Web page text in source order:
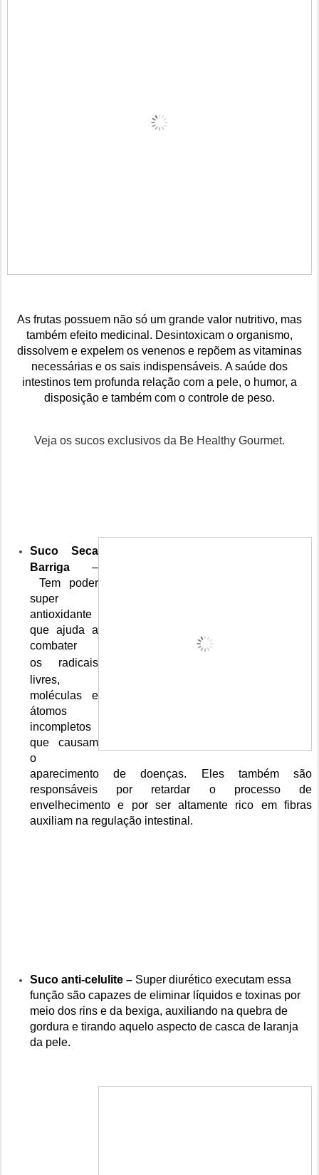
As frutas possuem não só um grande valor nutritivo, mas
também efeito medicinal. Desintoxicam o organismo,
dissolvem e expelem os venenos e repõem as vitaminas
necessárias e os sais indispensáveis. A saúde dos
intestinos tem profunda relação com a pele, o humor, a
disposição e também com o controle de peso.
Veja os sucos exclusivos da Be Healthy Gourmet.
Suco Seca
Barriga –
Tem poder
super
antioxidante
que ajuda a
combater
os radicais
livres,
moléculas e
átomos
incompletos
que causam
o
aparecimento de doenças. Eles também são
responsáveis por retardar o processo de
envelhecimento e por ser altamente rico em fibras
auxiliam na regulação intestinal.
Suco anti-celulite – Super diurético executam essa
função são capazes de eliminar líquidos e toxinas por
meio dos rins e da bexiga, auxiliando na quebra de
gordura e tirando aquelo aspecto de casca de laranja
da pele.